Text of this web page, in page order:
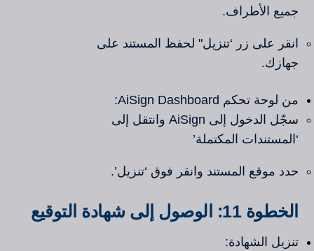
جميع الأطراف.
انقر على زر ‘تنزيل" لحفظ المستند على
جهازك.
من لوحة تحكم AiSign Dashboard:
سجّل الدخول إلى AiSign وانتقل إلى
‘المستندات المكتملة’
حدد موقع المستند وانقر فوق ‘تنزيل’.
الخطوة 11: الوصول إلى شهادة التوقيع
تنزيل الشهادة: